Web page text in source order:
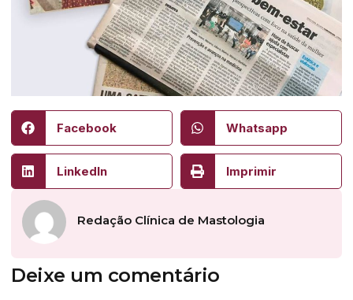
Facebook Whatsapp
LinkedIn Imprimir
Redação Clínica de Mastologia
Deixe um comentário